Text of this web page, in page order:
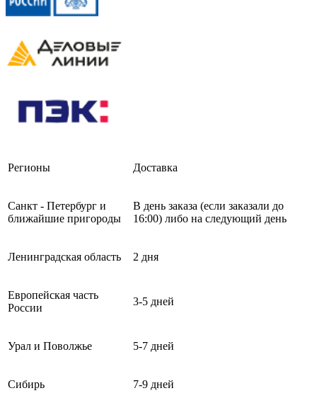
Регионы Доставка
Санкт - Петербург и
ближайшие пригороды
В день заказа (если заказали до
16:00) либо на следующий день
Ленинградская область 2 дня
Европейская часть
России
3-5 дней
Урал и Поволжье 5-7 дней
Сибирь 7-9 дней